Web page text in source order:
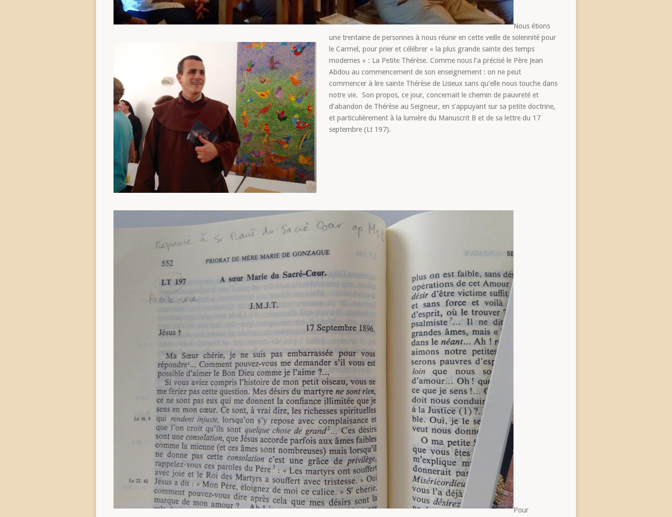
Nous étions
une trentaine de personnes à nous réunir en cette veille de solennité pour
le Carmel, pour prier et célébrer « la plus grande sainte des temps
modernes » : La Petite Thérèse. Comme nous l’a précisé le Père Jean
Abdou au commencement de son enseignement : on ne peut
commencer à lire sainte Thérèse de Lisieux sans qu’elle nous touche dans
notre vie. Son propos, ce jour, concernait le chemin de pauvreté et
d’abandon de Thérèse au Seigneur, en s’appuyant sur sa petite doctrine,
et particulièrement à la lumière du Manuscrit B et de sa lettre du 17
septembre (Lt 197).
Pour